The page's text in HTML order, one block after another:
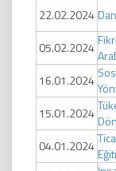
22.02.2024
05.02.2024
16.01.2024
15.01.2024
04.01.2024